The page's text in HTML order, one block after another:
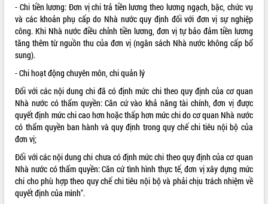
- Chi tiền lương: Đơn vị chi trả tiền lương theo lương ngạch, bậc, chức vụ
và các khoản phụ cấp do Nhà nước quy định đối với đơn vị sự nghiệp
công. Khi Nhà nước điều chỉnh tiền lương, đơn vị tự bảo đảm tiền lương
tăng thêm từ nguồn thu của đơn vị (ngân sách Nhà nước không cấp bổ
sung).
- Chi hoạt động chuyên môn, chi quản lý
Đối với các nội dung chi đã có định mức chi theo quy định của cơ quan
Nhà nước có thẩm quyền: Căn cứ vào khả năng tài chính, đơn vị được
quyết định mức chi cao hơn hoặc thấp hơn mức chi do cơ quan Nhà nước
có thẩm quyền ban hành và quy định trong quy chế chi tiêu nội bộ của
đơn vị;
Đối với các nội dung chi chưa có định mức chi theo quy định của cơ quan
Nhà nước có thẩm quyền: Căn cứ tình hình thực tế, đơn vị xây dựng mức
chi cho phù hợp theo quy chế chi tiêu nội bộ và phải chịu trách nhiệm về
quyết định của mình".